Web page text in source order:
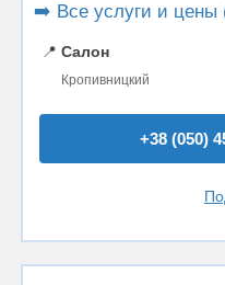
➡️ Все услуги и цены
📍 Салон
Кропивницкий
+38 (050)